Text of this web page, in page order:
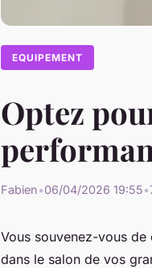
EQUIPEMENT
Optez
Fabien•06/04/2026 19:55•
Vous souvenez-vous de
dans le salon de vos